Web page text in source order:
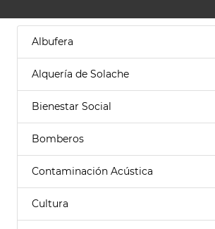
Albufera
Alquería de Solache
Bienestar Social
Bomberos
Contaminación Acústica
Cultura